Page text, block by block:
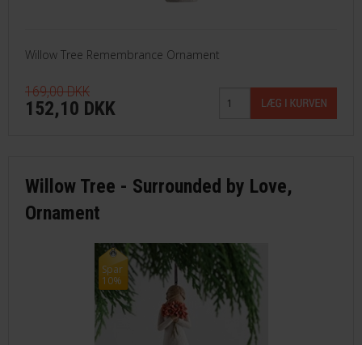
Willow Tree Remembrance Ornament
169,00 DKK
152,10 DKK
Willow Tree - Surrounded by Love,
Ornament
Spar
10%